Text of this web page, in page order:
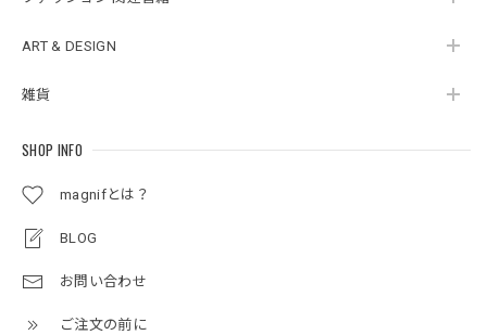
ART & DESIGN
雑貨
SHOP INFO
magnifとは？
BLOG
お問い合わせ
ご注文の前に